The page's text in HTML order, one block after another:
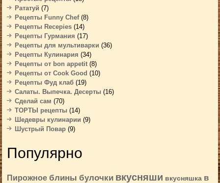
Рататуй (7)
Рецепты Funny Chef(8)
Рецепты Recepies (14)
Рецепты Гурмания (17)
Рецепты для мультиварки (36)
Рецепты Кулинария (34)
Рецепты от bon appetit (8)
Рецепты от Cook Good (10)
Рецепты Фуд клаб (19)
Салаты. Выпечка. Десерты (16)
Сделай сам (70)
ТОРТЫ рецепты (14)
Шедевры кулинарии (9)
Шустрый Повар (9)
Популярно
Пирожное блины булочки вкусняши вкусняшка в